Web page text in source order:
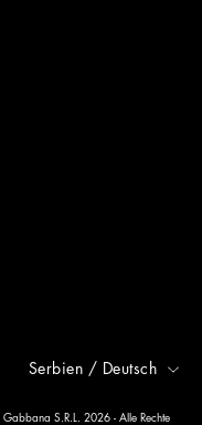
Serbien / Deutsch
S.R.L. 2026 - Alle Rechte